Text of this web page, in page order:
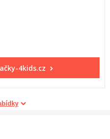
4kids.cz